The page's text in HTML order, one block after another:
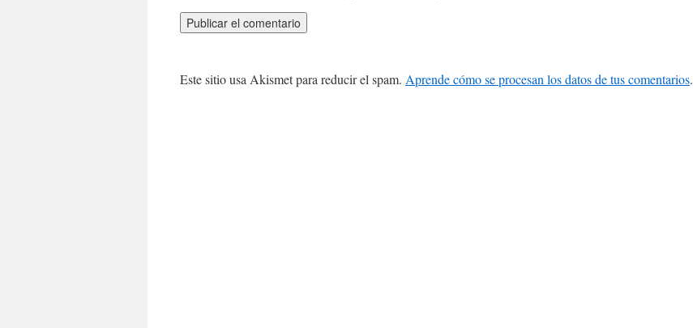
Este sitio usa Akismet para reducir el spam. Aprende cómo se procesan los datos de tus comentarios.